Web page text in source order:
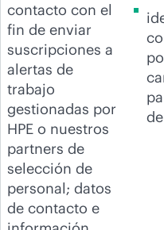
contacto con el
fin de enviar
suscripciones a
alertas de
trabajo
gestionadas por
HPE o nuestros
partners de
selección de
personal; datos
de contacto e